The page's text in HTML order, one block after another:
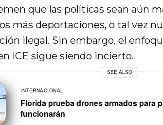
que las políticas sean aún
más deportaciones, o tal vez
ilegal. Sin embargo, el
ICE sigue siendo incierto.
SEE ALSO
INTERNACIONAL
Florida prueba drones armados para
funcionarán